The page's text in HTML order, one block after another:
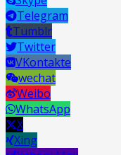
Telegram
Tumblr
Twitter
VKontakte
wechat
Weibo
WhatsApp
X
Xing